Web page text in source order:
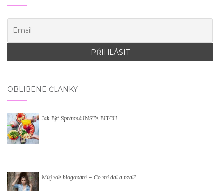
OBLÍBENÉ ČLÁNKY
Jak Být Správná INSTA BITCH
Můj rok blogování – Co mi dal a vzal?